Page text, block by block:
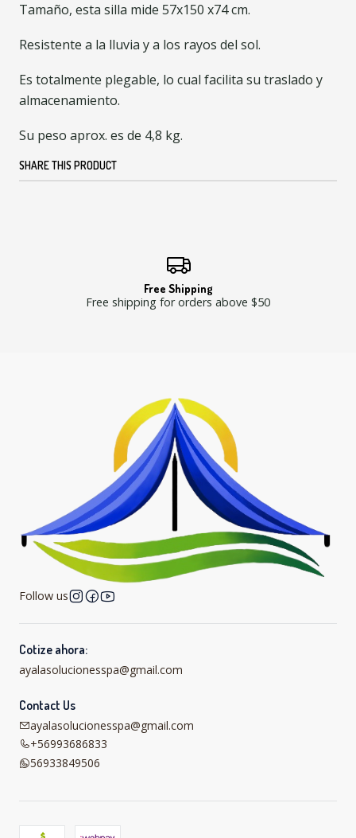
Tamaño, esta silla mide 57x150 x74 cm.
Resistente a la lluvia y a los rayos del sol.
Es totalmente plegable, lo cual facilita su traslado y
almacenamiento.
Su peso aprox. es de 4,8 kg.
SHARE THIS PRODUCT
Free Shipping
Free shipping for orders above $50
Follow us
Cotize ahora:
ayalasolucionesspa@gmail.com
Contact Us
ayalasolucionesspa@gmail.com
+56993686833
56933849506